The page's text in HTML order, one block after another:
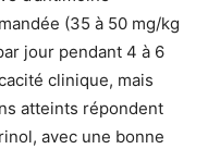
(35 à 50 mg/kg
jour pendant 4 à 6
clinique, mais
atteints répondent
avec une bonne